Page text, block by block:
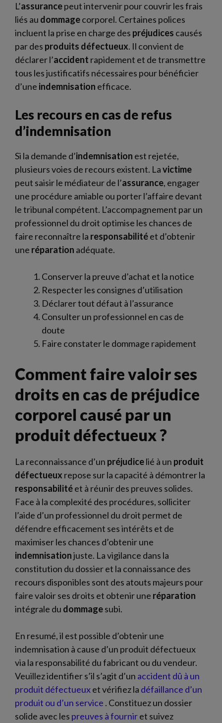
L’assurancepeut intervenir pour couvrir les frais
liés au dommagecorporel. Certaines polices
incluent la prise en charge des préjudices causés
par des produits défectueux. Il convient de
déclarer l’accident rapidement et de transmettre
tous les justificatifs nécessaires pour bénéficier
d’une indemnisation efficace.
Les recours en cas de refus
d’indemnisation
Si la demande d’indemnisation est rejetée,
plusieurs voies de recours existent. Lavictime
peut saisir le médiateur de l’assurance, engager
une procédure amiable ou porter l’affaire devant
le tribunal compétent. L’accompagnement par un
professionnel du droit optimise les chances de
faire reconnaître la responsabilitéet d’obtenir
une réparation adéquate.
Conserver la preuve d’achat et la notice
Respecter les consignes d’utilisation
Déclarer tout défaut à l’assurance
Consulter un professionnel en cas de
doute
Faire constater le dommage rapidement
Comment faire valoir ses
droits en cas de préjudice
corporel causé par un
produit défectueux ?
La reconnaissance d’un préjudicelié à un produit
défectueux repose sur la capacité à démontrer la
responsabilitéet à réunir des preuves solides.
Face à la complexité des procédures, solliciter
l’aide d’un professionnel du droit permet de
défendre efficacement ses intérêts et de
maximiser les chances d’obtenir une
indemnisationjuste. La vigilance dans la
constitution du dossier et la connaissance des
recours disponibles sont des atouts majeurs pour
faire valoir ses droits et obtenir une réparation
intégrale du dommagesubi.
En resumé, il est possible d’obtenir une
indemnisation à cause d’un produit défectueux
via la responsabilité du fabricant ou du vendeur.
Veuillez identifier s’il s’agit d’un accident dû à un
produit défectueuxet vérifiez la défaillance d’un
produit ou d’un service . Constituez un dossier
solide avec les preuves à fourniret suivez